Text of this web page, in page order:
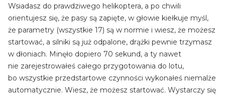
Wsiadasz do prawdziwego helikoptera, a po chwili
orientujesz się, że pasy są zapięte, w głowie kiełkuje myśl,
że parametry (wszystkie 17) są w normie i wiesz, że możesz
startować, a silniki są już odpalone, drążki pewnie trzymasz
w dłoniach. Minęło dopiero 70 sekund, a ty nawet
nie zarejestrowałeś całego przygotowania do lotu,
bo wszystkie przedstartowe czynności wykonałeś niemalże
automatycznie. Wiesz, że możesz startować. Wystarczy się